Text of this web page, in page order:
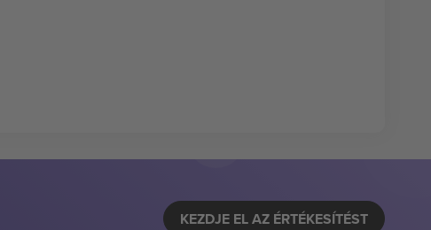
KEZDJE EL AZ ÉRTÉKESÍTÉST